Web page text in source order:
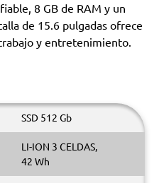
8 GB de RAM y un
de 15.6 pulgadas ofrece
y entretenimiento.
SSD 512 Gb
LI-ION 3 CELDAS,
42 Wh